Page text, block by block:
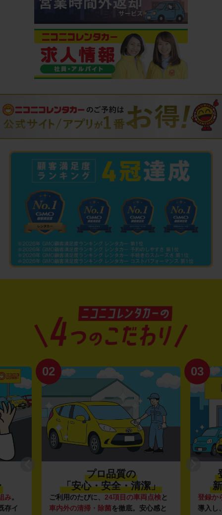
み。
存イ
02
プロ品質の
「安心・安全・清潔」
ご利用のたびに、 24項目の車両点検と
車内外の清掃・除菌を徹底。安心感と
03
登録か
導入し